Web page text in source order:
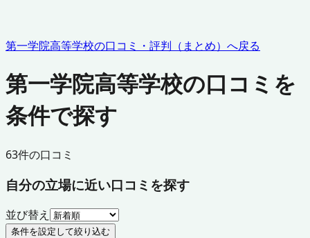
第一学院高等学校の口コミ・評判（まとめ）へ戻る
第一学院高等学校の口コミを
条件で探す
63件の口コミ
自分の立場に近い口コミを探す
並び替え
条件を設定して絞り込む